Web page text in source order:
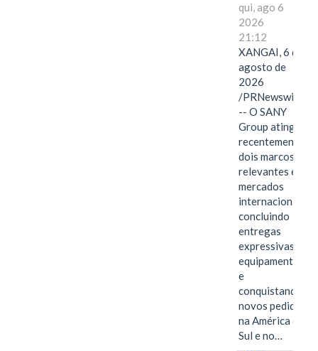
qui, ago 6
2026
21:12
XANGAI, 6 de
agosto de
2026
/PRNewswire/
-- O SANY
Group atingiu
recentemente
dois marcos
relevantes em
mercados
internacionais,
concluindo
entregas
expressivas de
equipamentos
e
conquistando
novos pedidos
na América do
Sul e no…